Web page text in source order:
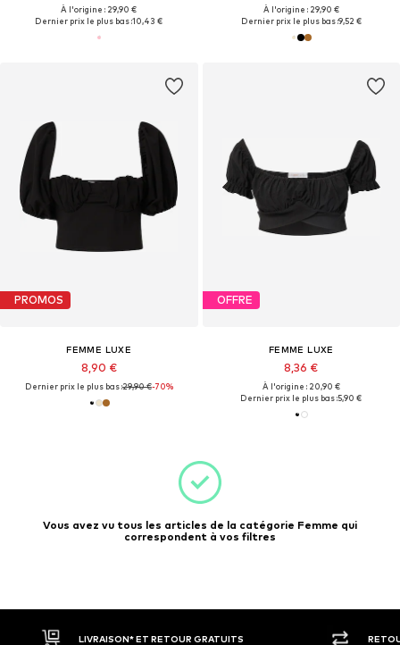
À l'origine : 29,90 €
Dernier prix le plus bas :10,43 €
À l'origine : 29,90 €
Dernier prix le plus bas :9,52 €
PROMOS
FEMME LUXE
8,90 €
Dernier prix le plus bas :29,90 €-70%
OFFRE
FEMME LUXE
8,36 €
À l'origine : 20,90 €
Dernier prix le plus bas :5,90 €
Vous avez vu tous les articles de la catégorie Femme qui
correspondent à vos filtres
LIVRAISON* ET RETOUR GRATUITS